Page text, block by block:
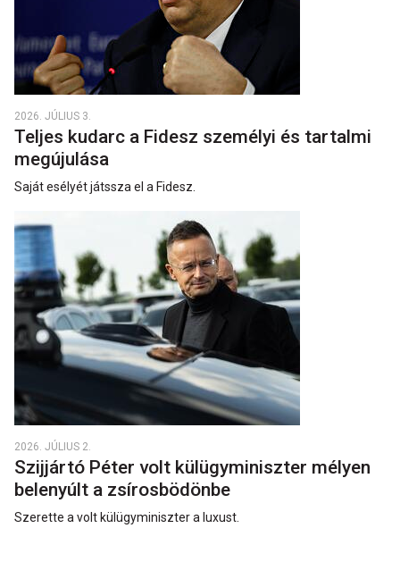
2026. JÚLIUS 3.
Teljes kudarc a Fidesz személyi és tartalmi
megújulása
Saját esélyét játssza el a Fidesz.
2026. JÚLIUS 2.
Szijjártó Péter volt külügyminiszter mélyen
belenyúlt a zsírosbödönbe
Szerette a volt külügyminiszter a luxust.